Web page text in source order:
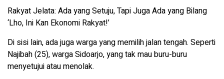
Rakyat Jelata: Ada yang Setuju, Tapi Juga Ada yang Bilang
‘Lho, Ini Kan Ekonomi Rakyat!’
Di sisi lain, ada juga warga yang memilih jalan tengah. Seperti
Najibah (25), warga Sidoarjo, yang tak mau buru-buru
menyetujui atau menolak.